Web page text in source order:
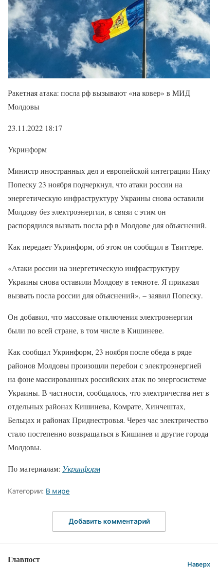
Ракетная атака: посла рф вызывают «на ковер» в МИД
Молдовы
23.11.2022 18:17
Укринформ
Министр иностранных дел и европейской интеграции Нику
Попеску 23 ноября подчеркнул, что атаки россии на
энергетическую инфраструктуру Украины снова оставили
Молдову без электроэнергии, в связи с этим он
распорядился вызвать посла рф в Молдове для объяснений.
Как передает Укринформ, об этом он сообщил в Твиттере.
«Атаки россии на энергетическую инфраструктуру
Украины снова оставили Молдову в темноте. Я приказал
вызвать посла россии для объяснений», – заявил Попеску.
Он добавил, что массовые отключения электроэнергии
были по всей стране, в том числе в Кишиневе.
Как сообщал Укринформ, 23 ноября после обеда в ряде
районов Молдовы произошли перебои с электроэнергией
на фоне массированных российских атак по энергосистеме
Украины. В частности, сообщалось, что электричества нет в
отдельных районах Кишинева, Комрате, Хинчештах,
Бельцах и районах Приднестровья. Через час электричество
стало постепенно возвращаться в Кишинев и другие города
Молдовы.
По материалам: Укринформ
Категории: В мире
Добавить комментарий
Главпост Наверх